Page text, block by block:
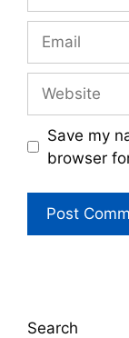
Save my
browser
Search